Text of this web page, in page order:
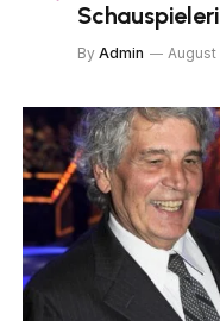
By Admin August